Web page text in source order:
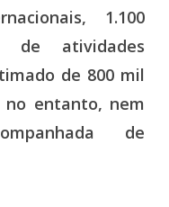
1.100
de atividades
de 800 mil
no entanto, nem
de